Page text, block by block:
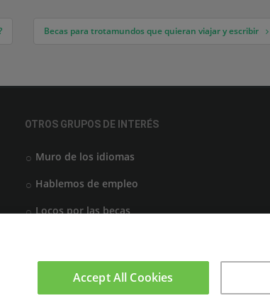
Becas para trotamundos que quieran viajar y escribir
OTROS GRUPOS DE INTERÉS
Muro de los idiomas
Hablemos de empleo
Locos por las becas
Accept All Cookies